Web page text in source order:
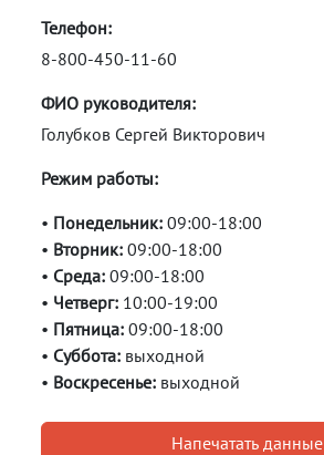
Телефон:
8-800-450-11-60
ФИО руководителя:
Голубков Сергей Викторович
Режим работы:
• Понедельник: 09:00-18:00
• Вторник:09:00-18:00
• Среда:09:00-18:00
• Четверг: 10:00-19:00
• Пятница:09:00-18:00
• Суббота: выходной
• Воскресенье: выходной
Напечатать данные